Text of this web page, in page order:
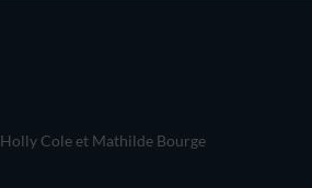
Holly Cole et Mathilde Bourge